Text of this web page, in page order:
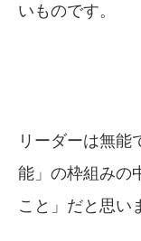
いものです。
リーダーは無能
能」の枠組みの
こと」だと思い